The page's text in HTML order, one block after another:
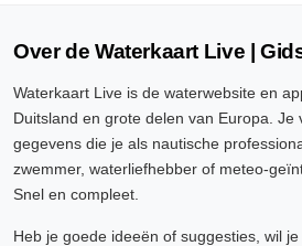
Over de Waterkaart Live |
Waterkaart Live is de waterwebsite en
Duitsland en grote delen van Europa. Je
gegevens die je als nautische
zwemmer, waterliefhebber of meteo-
Snel en compleet.
Heb je goede ideeën of suggesties, wil